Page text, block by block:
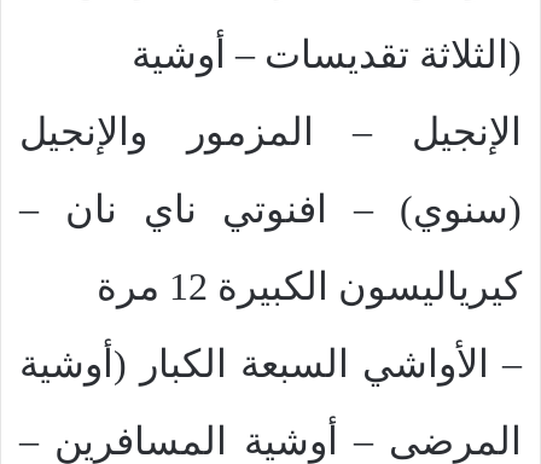
(الثلاثة تقديسات – أوشية
الإنجيل – المزمور والإنجيل
(سنوي) – افنوتي ناي نان –
كيرياليسون الكبيرة 12 مرة
– الأواشي السبعة الكبار (أوشية
المرضى – أوشية المسافرين –